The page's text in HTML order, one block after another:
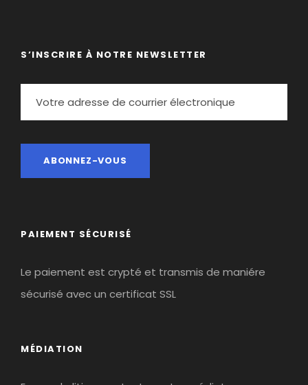
S’INSCRIRE À NOTRE NEWSLETTER
PAIEMENT SÉCURISÉ
Le paiement est crypté et transmis de maniére
sécurisé avec un certificat SSL
MÉDIATION